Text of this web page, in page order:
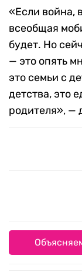
«Если война,
всеобщая
будет. Но
— это опять
это семьи с
детства, это
родителя», —